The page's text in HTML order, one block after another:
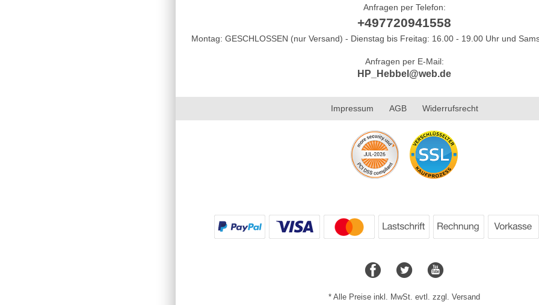
Anfragen per Telefon:
+497720941558
Montag: GESCHLOSSEN (nur Versand) - Dienstag bis Freitag: 16.00 - 19.00 Uhr und
Anfragen per E-Mail:
HP_Hebbel@web.de
Impressum AGB Widerrufsrecht
* Alle Preise inkl. MwSt. evtl. zzgl. Versand